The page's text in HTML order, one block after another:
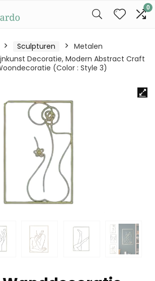
0
Sculpturen
Metalen
Decoratie, Modern Abstract Craft
(Color : Style 3)